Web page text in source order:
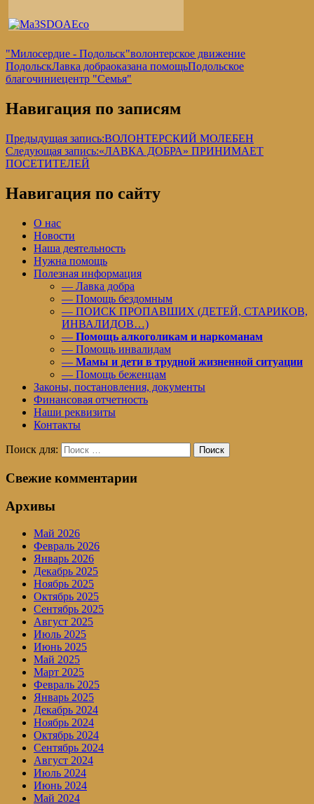
"Милосердие - Подольск"волонтерское движение
ПодольскЛавка добраоказана помощьПодольское
благочиниецентр "Семья"
Навигация по записям
Предыдущая запись:ВОЛОНТЕРСКИЙ МОЛЕБЕН
Следующая запись:«ЛАВКА ДОБРА» ПРИНИМАЕТ
ПОСЕТИТЕЛЕЙ
Навигация по сайту
О нас
Новости
Наша деятельность
Нужна помощь
Полезная информация
— Лавка добра
— Помощь бездомным
— ПОИСК ПРОПАВШИХ (ДЕТЕЙ, СТАРИКОВ,
ИНВАЛИДОВ…)
— Помощь алкоголикам и наркоманам
— Помощь инвалидам
— Мамы и дети в трудной жизненной ситуации
— Помощь беженцам
Законы, постановления, документы
Финансовая отчетность
Наши реквизиты
Контакты
Поиск для: Поиск
Свежие комментарии
Архивы
Май 2026
Февраль 2026
Январь 2026
Декабрь 2025
Ноябрь 2025
Октябрь 2025
Сентябрь 2025
Август 2025
Июль 2025
Июнь 2025
Май 2025
Март 2025
Февраль 2025
Январь 2025
Декабрь 2024
Ноябрь 2024
Октябрь 2024
Сентябрь 2024
Август 2024
Июль 2024
Июнь 2024
Май 2024